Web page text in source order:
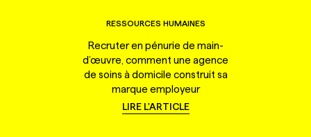
RESSOURCES HUMAINES
Recruter en pénurie de main-
d’œuvre, comment une agence
de soins à domicile construit sa
marque employeur
LIRE L'ARTICLE